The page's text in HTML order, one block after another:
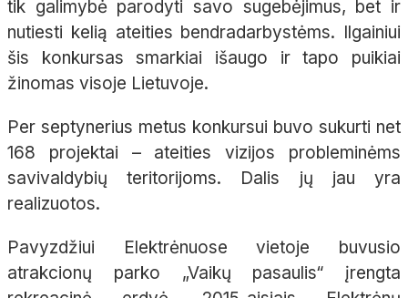
tik galimybė parodyti savo sugebėjimus, bet ir
nutiesti kelią ateities bendradarbystėms. Ilgainiui
šis konkursas smarkiai išaugo ir tapo puikiai
žinomas visoje Lietuvoje.
Per septynerius metus konkursui buvo sukurti net
168 projektai – ateities vizijos probleminėms
savivaldybių teritorijoms. Dalis jų jau yra
realizuotos.
Pavyzdžiui Elektrėnuose vietoje buvusio
atrakcionų parko „Vaikų pasaulis“ įrengta